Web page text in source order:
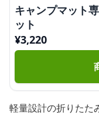
キャンプマット
ット
¥3,220
軽量設計の折りたた